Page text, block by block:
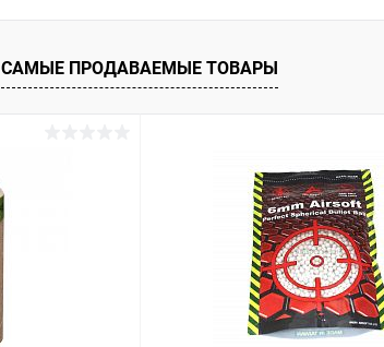
САМЫЕ ПРОДАВАЕМЫЕ ТОВАРЫ